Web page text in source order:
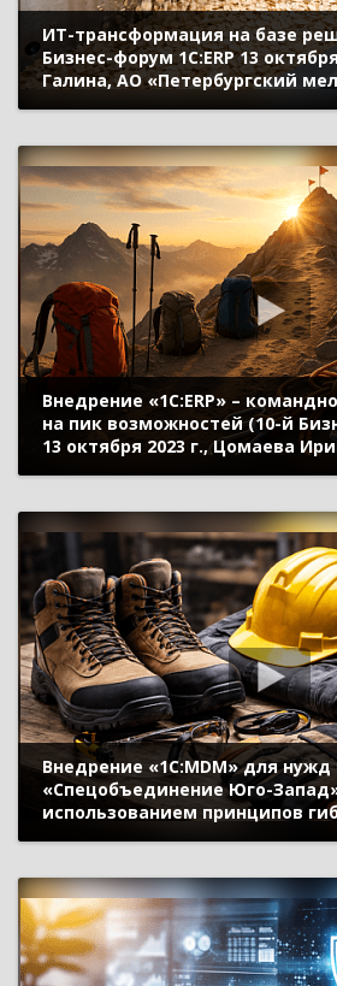
ИТ-трансформация на базе
Бизнес-форум 1С:ERP 13
Галина, АО «Петербургский
Внедрение «1C:ERP» –
на пик возможностей (10-й
13 октября 2023 г., Цомаева
Внедрение «1С:MDM» для
«Спецобъединение Юго-
использованием принципов
Запад»)